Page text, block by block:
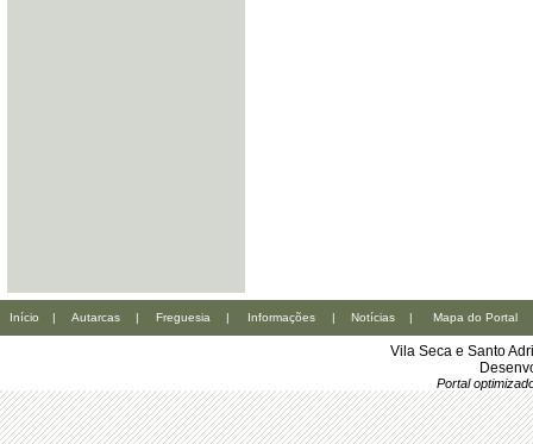
Início | Autarcas | Freguesia | Informações | Notícias | Mapa do Portal
Vila Seca e Santo
Portal